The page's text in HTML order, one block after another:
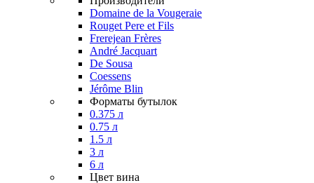
Domaine de la Vougeraie
Rouget Pere et Fils
Frerejean Frères
André Jacquart
De Sousa
Coessens
Jérôme Blin
Форматы бутылок
0.375 л
0.75 л
1.5 л
3 л
6 л
Цвет вина